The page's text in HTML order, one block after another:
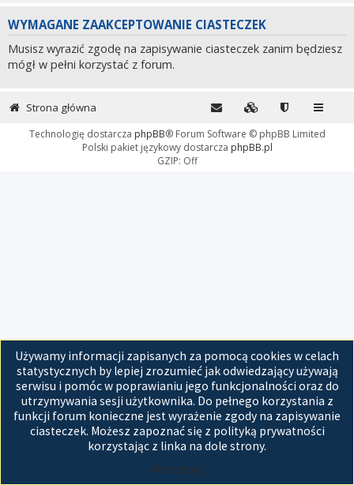
WYMAGANE ZAAKCEPTOWANIE CIASTECZEK
Musisz wyrazić zgodę na zapisywanie ciasteczek zanim będziesz
mógł w pełni korzystać z forum.
Używamy informacji zapisanych za pomocą cookies w celach
statystycznych by lepiej zrozumieć jak odwiedzający używają
serwisu i pomóc w poprawianiu jego funkcjonalności oraz do
utrzymywania sesji użytkownika. Do pełnego korzystania z
funkcji forum konieczne jest wyrażenie zgody na zapisywanie
ciasteczek. Możesz zapoznać się z polityką prywatności
korzystając z linka na dole strony.
Akceptuję
Strona główna
Technologię dostarcza phpBB® Forum Software © phpBB Limited
Polski pakiet językowy dostarcza phpBB.pl
GZIP: Off